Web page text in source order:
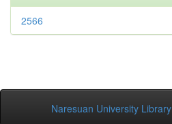
2566
Naresuan University Library